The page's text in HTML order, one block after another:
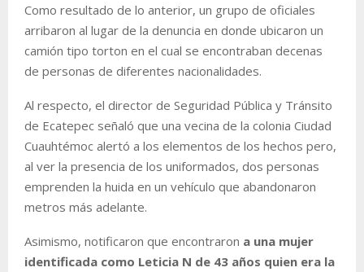
Como resultado de lo anterior, un grupo de oficiales
arribaron al lugar de la denuncia en donde ubicaron un
camión tipo torton en el cual se encontraban decenas
de personas de diferentes nacionalidades.
Al respecto, el director de Seguridad Pública y Tránsito
de Ecatepec señaló que una vecina de la colonia Ciudad
Cuauhtémoc alertó a los elementos de los hechos pero,
al ver la presencia de los uniformados, dos personas
emprenden la huida en un vehículo que abandonaron
metros más adelante.
Asimismo, notificaron que encontraron a una mujer
identificada como Leticia N de 43 años quien era la